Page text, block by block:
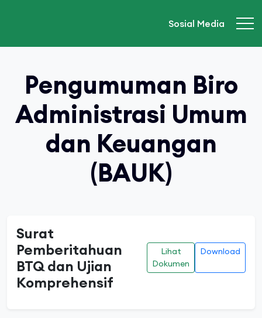
Sosial Media
Pengumuman Biro
Administrasi Umum
dan Keuangan
(BAUK)
Surat
Pemberitahuan
BTQ dan Ujian
Komprehensif
Lihat
Dokumen
Download